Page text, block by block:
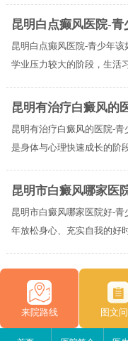
昆明白点癫风医院-
昆明白点癫风医院-青少年
学业压力较大的阶段，生活
昆明有治疗白癜风的
昆明有治疗白癜风的医院-
是身体与心理快速成长的阶
昆明市白癜风哪家医
昆明市白癜风哪家医院好-
年放松身心、充实自我的好
来院路线 图文